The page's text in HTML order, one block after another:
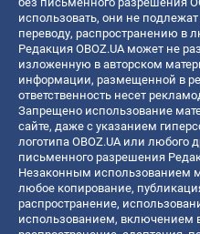
использовать, они не
переводу, распространению в
Редакция OBOZ.UA может не
изложенную в авторском
информации, размещенной в
ответственность несет
Запрещено использование
сайте, даже с указанием
логотипа OBOZ.UA или любого
письменного разрешения
Незаконным использованием
любое копирование,
распространение,
использованием, включением